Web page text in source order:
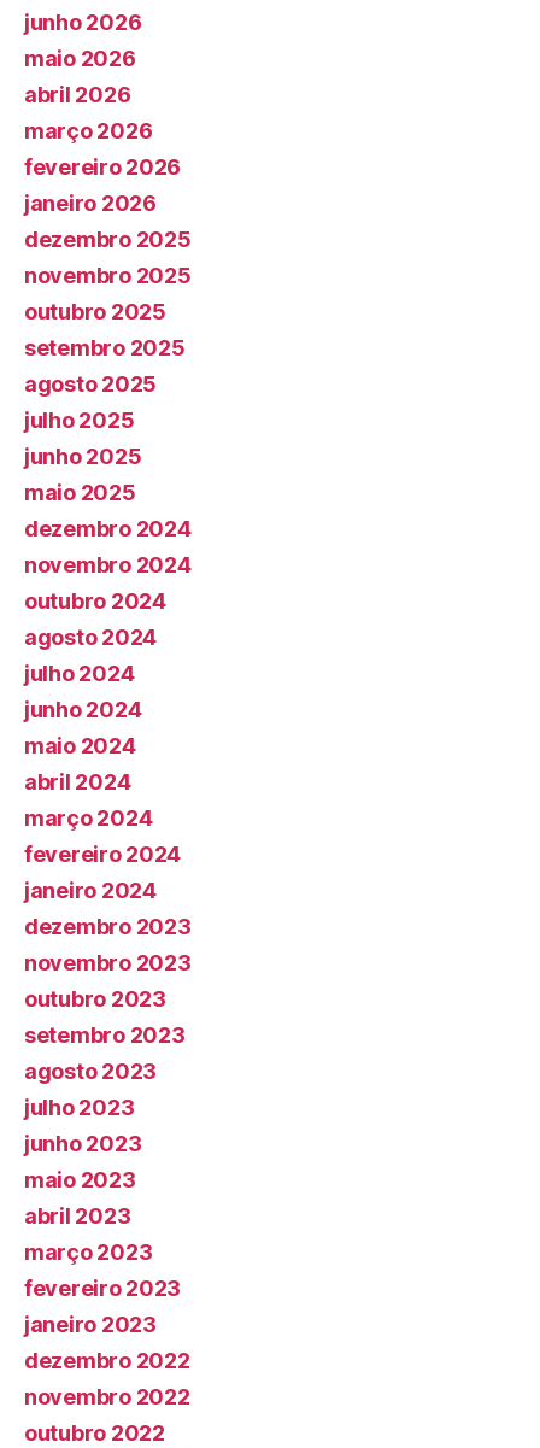
junho 2026
maio 2026
abril 2026
março 2026
fevereiro 2026
janeiro 2026
dezembro 2025
novembro 2025
outubro 2025
setembro 2025
agosto 2025
julho 2025
junho 2025
maio 2025
dezembro 2024
novembro 2024
outubro 2024
agosto 2024
julho 2024
junho 2024
maio 2024
abril 2024
março 2024
fevereiro 2024
janeiro 2024
dezembro 2023
novembro 2023
outubro 2023
setembro 2023
agosto 2023
julho 2023
junho 2023
maio 2023
abril 2023
março 2023
fevereiro 2023
janeiro 2023
dezembro 2022
novembro 2022
outubro 2022